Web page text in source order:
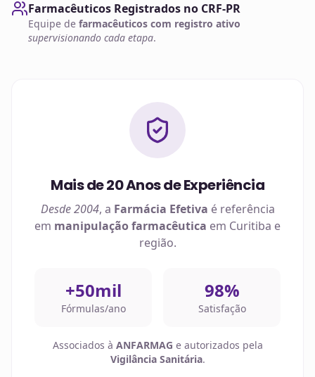
Farmacêuticos Registrados no CRF-PR
Equipe de farmacêuticos com registro ativo
supervisionando cada etapa.
Mais de 20 Anos de Experiência
Desde 2004, a Farmácia Efetiva é referência
em manipulação farmacêutica em Curitiba e
região.
+50mil
Fórmulas/ano
98%
Satisfação
Associados à ANFARMAG e autorizados pela
Vigilância Sanitária.